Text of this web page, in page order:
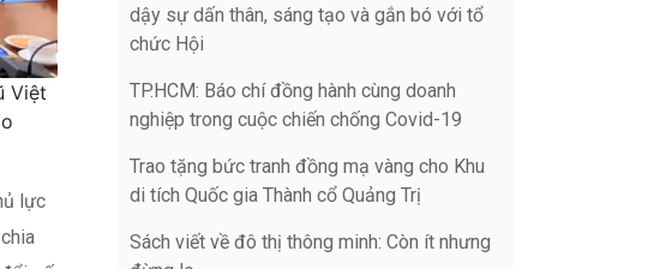
dậy sự dấn thân, sáng tạo và gắn bó với tổ
chức Hội
TP.HCM: Báo chí đồng hành cùng doanh
nghiệp trong cuộc chiến chống Covid-19
Trao tặng bức tranh đồng mạ vàng cho Khu
di tích Quốc gia Thành cổ Quảng Trị
Sách viết về đô thị thông minh: Còn ít nhưng